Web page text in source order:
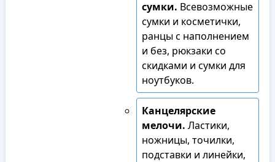
сумки. Всевозможные
сумки и косметички,
ранцы с наполнением
и без, рюкзаки со
скидками и сумки для
ноутбуков.
Канцелярские
мелочи. Ластики,
ножницы, точилки,
подставки и линейки,